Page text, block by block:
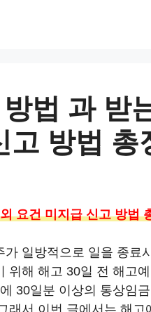
법 과 받
고 방법 총
요건 미지급 신고 방법
일방적으로 일을 종료
위해 해고 30일 전 해고
30일분 이상의 통상임
래서 이번 글에서는 해고